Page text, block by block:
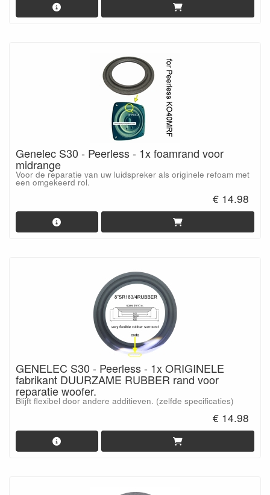
Genelec S30 - Peerless - 1x foamrand voor
midrange
Voor de reparatie van uw luidspreker als originele refoam met
een omgekeerd rol.
€ 14.98
GENELEC S30 - Peerless - 1x ORIGINELE
fabrikant DUURZAME RUBBER rand voor
reparatie woofer.
Blijft flexibel door andere additieven. (zelfde specificaties)
€ 14.98